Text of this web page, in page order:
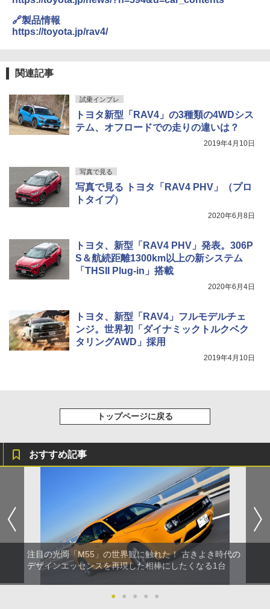
🔗製品情報
https://toyota.jp/rav4/
関連記事
試乗インプレ
トヨタ新型「RAV4」の3種類の4WDシス
テム、オフロードでの走りの違いは？
2019年4月10日
写真で見る
写真で見る トヨタ「RAV4 PHV」（プロ
トタイプ）
2020年6月8日
トヨタ、新型「RAV4 PHV」発表。306P
S＆航続距離1300km以上の新システム
「THSII Plug-in」搭載
2020年6月4日
トヨタ、新型「RAV4」フルモデルチェ
ンジ。世界初「ダイナミックトルクベク
タリングAWD」採用
2019年4月10日
トップページに戻る
おすすめ記事
注目の光岡「M55」の世界観に触れた！ 古きよき時代の
デザインエッセンスを再現した相棒にしたくなる1台
● ● ● ● ●